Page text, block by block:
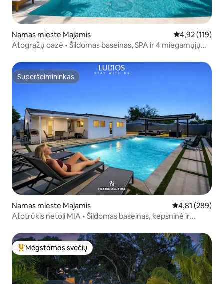
Namas mieste Majamis Vidutinis
4,92 (119)
Atogrąžų oazė • Šildomas baseinas, SPA ir 4 miegamųjų
Superšeimininkas
Superšeimininkas
Namas mieste Majamis Vidutinis
4,81 (289)
Atotrūkis netoli MIA • Šildomas baseinas, kepsninė ir
Svečių mėgstamiausias
Mėgstamas svečių